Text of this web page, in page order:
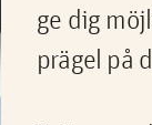
ge dig
prägel på